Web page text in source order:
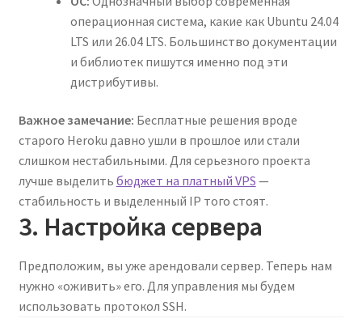
операционная система, какие как Ubuntu 24.04
LTS или 26.04 LTS. Большинство документации
и библиотек пишутся именно под эти
дистрибутивы.
Важное замечание: Бесплатные решения вроде
старого Heroku давно ушли в прошлое или стали
слишком нестабильными. Для серьезного проекта
лучше выделить бюджет на платный VPS —
стабильность и выделенный IP того стоят.
3. Настройка сервера
Предположим, вы уже арендовали сервер. Теперь нам
нужно «оживить» его. Для управления мы будем
использовать протокол SSH.